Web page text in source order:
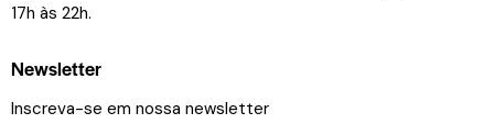
17h às 22h.
Newsletter
Inscreva-se em nossa newsletter